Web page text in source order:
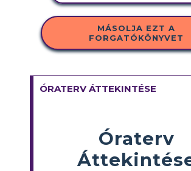
MÁSOLJA EZT A
FORGATÓKÖNYVET
ÓRATERV ÁTTEKINTÉSE
Óraterv